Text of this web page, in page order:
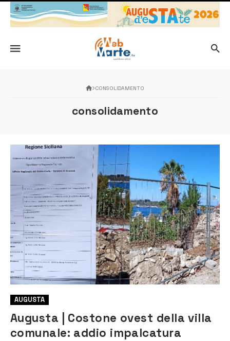
CONSOLIDAMENTO
consolidamento
AUGUSTA
Augusta | Costone ovest della villa
comunale: addio impalcatura